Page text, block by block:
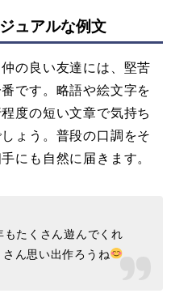
ュアルな例文
の良い友達には、堅苦
です。略語や絵文字を
度の短い文章で気持ち
ょう。普段の口調をそ
にも自然に届きます。
もたくさん遊んでくれ
ん思い出作ろうね